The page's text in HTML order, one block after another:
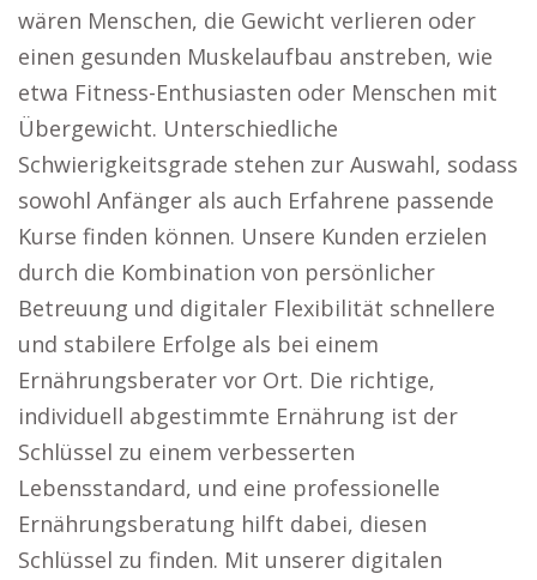
wären Menschen, die Gewicht verlieren oder
einen gesunden Muskelaufbau anstreben, wie
etwa Fitness-Enthusiasten oder Menschen mit
Übergewicht. Unterschiedliche
Schwierigkeitsgrade stehen zur Auswahl, sodass
sowohl Anfänger als auch Erfahrene passende
Kurse finden können. Unsere Kunden erzielen
durch die Kombination von persönlicher
Betreuung und digitaler Flexibilität schnellere
und stabilere Erfolge als bei einem
Ernährungsberater vor Ort. Die richtige,
individuell abgestimmte Ernährung ist der
Schlüssel zu einem verbesserten
Lebensstandard, und eine professionelle
Ernährungsberatung hilft dabei, diesen
Schlüssel zu finden. Mit unserer digitalen